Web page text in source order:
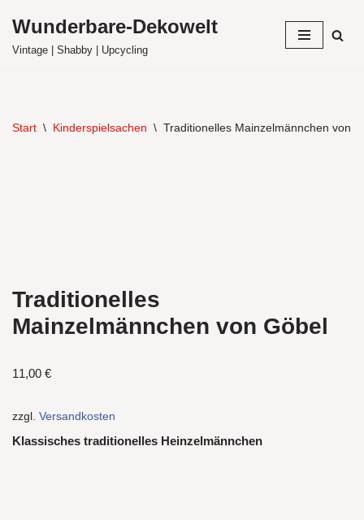
Zum
Wunderbare-Dekowelt
Vintage | Shabby | Upcycling
Start \ Kinderspielsachen \ Traditionelles Mainzelmännchen von
Traditionelles
Mainzelmännchen von Göbel
11,00 €
zzgl. Versandkosten
Klassisches traditionelles Heinzelmännchen